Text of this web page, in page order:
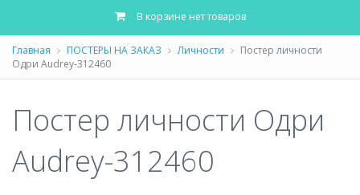
В корзине нет товаров
Главная ПОСТЕРЫ НА ЗАКАЗ Личности
Постер личности
Одри Audrey-312460
Постер личности Одри
Audrey-312460